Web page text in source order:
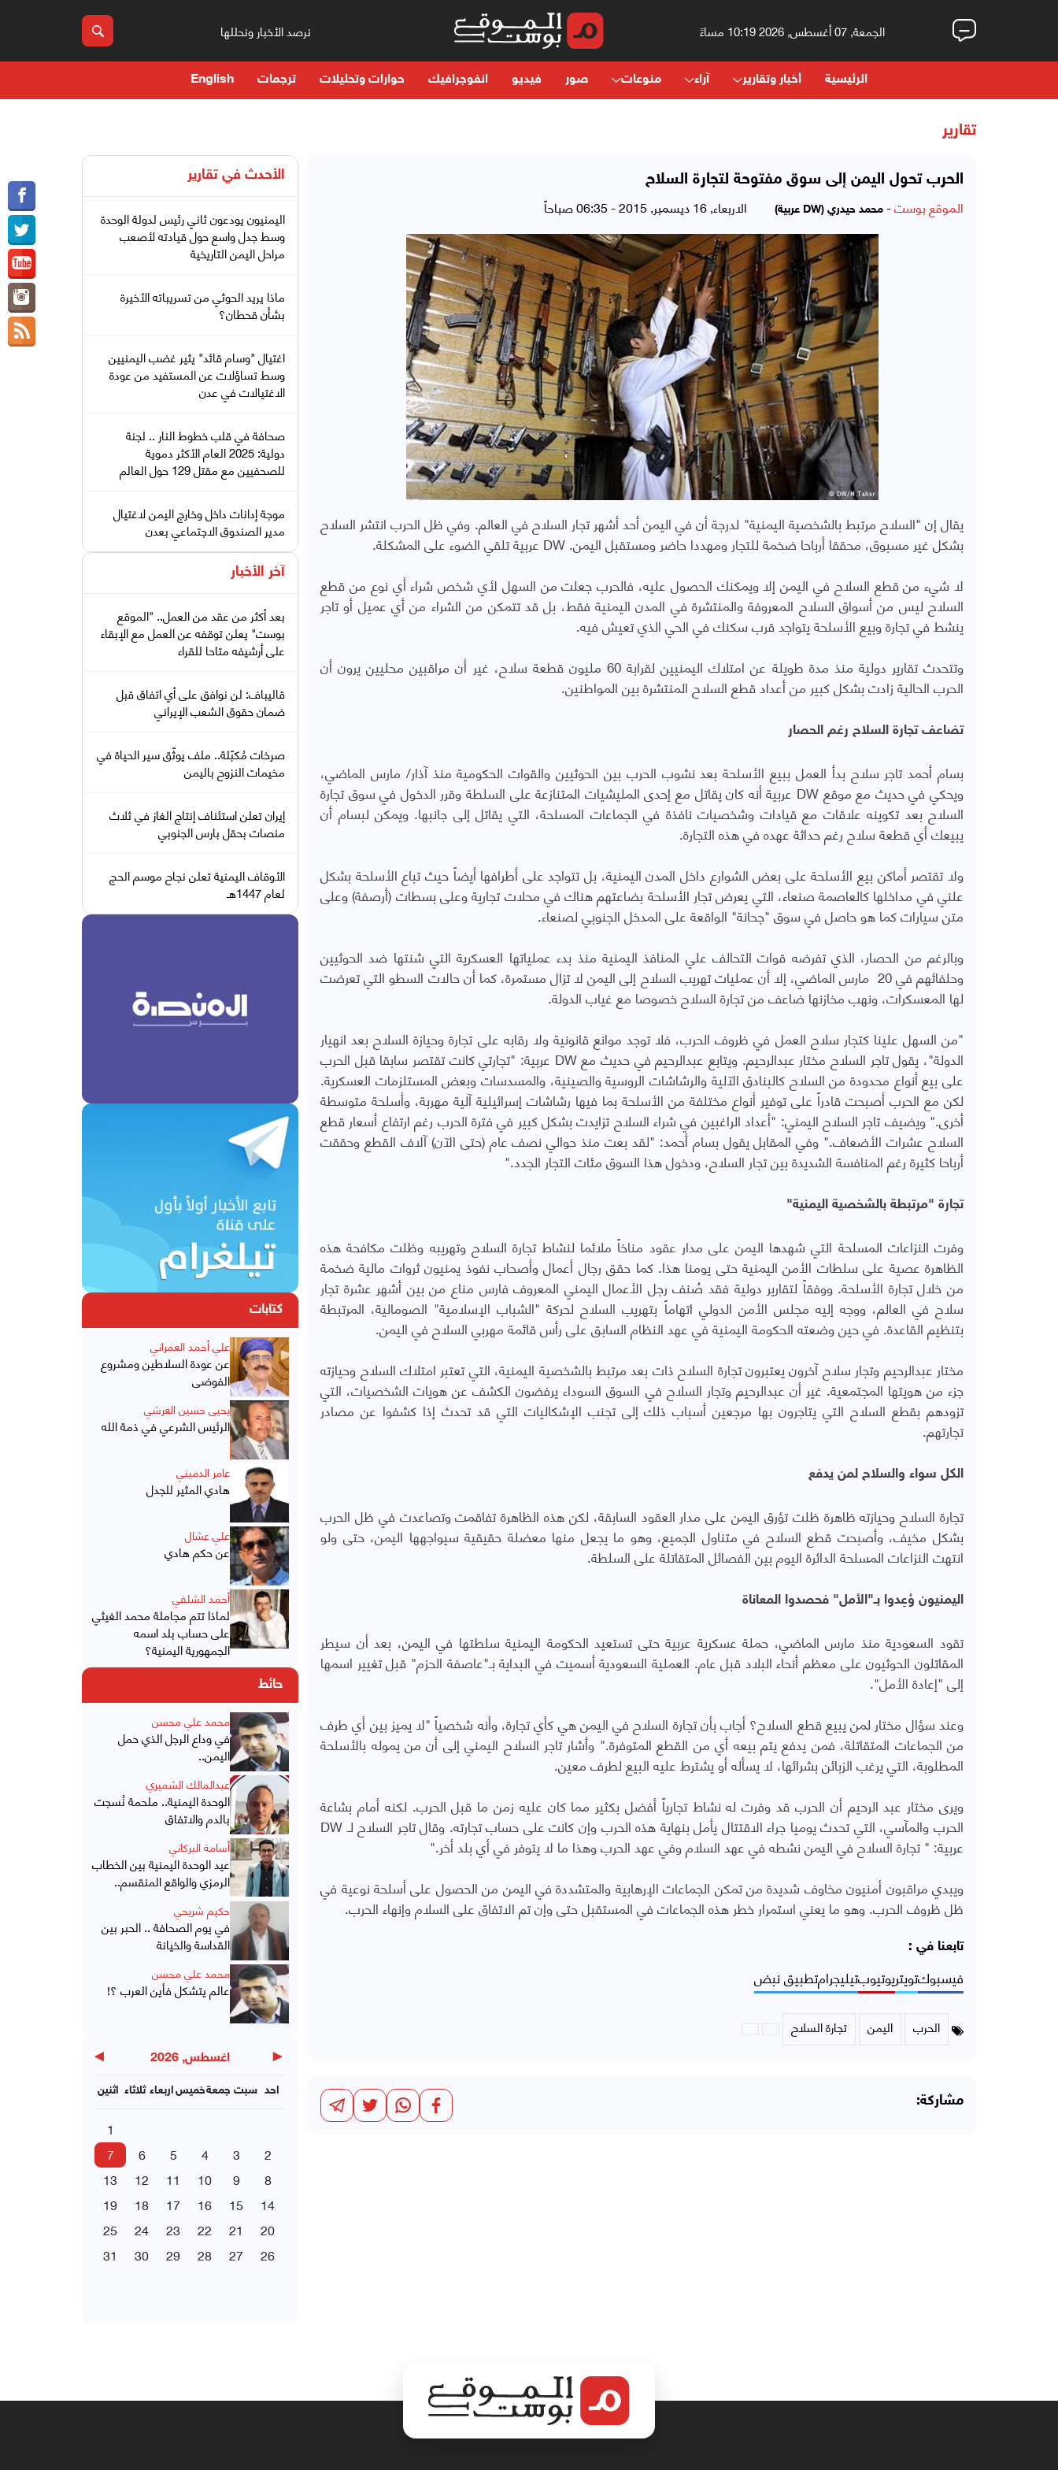
الجمعة, 07 أغسطس, 2026 10:19 مساءً نرصد الأخبار ونحللها
الرئيسية أخبار وتقارير آراء منوعات صور فيديو انفوجرافيك حوارات وتحليلات ترجمات English
تقارير
الحرب تحول اليمن إلى سوق مفتوحة لتجارة السلاح
الموقع بوست- محمد حيدري (DW عربية) الاربعاء, 16 ديسمبر, 2015 - 06:35 صباحاً
يقال إن "السلاح مرتبط بالشخصية اليمنية" لدرجة أن في اليمن أحد أشهر تجار السلاح في العالم. وفي ظل الحرب انتشر السلاح
بشكل غير مسبوق، محققا أرباحا ضخمة للتجار ومهددا حاضر ومستقبل اليمن. DW عربية تلقي الضوء على المشكلة.
لا شيء من قطع السلاح في اليمن إلا ويمكنك الحصول عليه، فالحرب جعلت من السهل لأي شخص شراء أي نوع من قطع
السلاح ليس من أسواق السلاح المعروفة والمنتشرة في المدن اليمنية فقط، بل قد تتمكن من الشراء من أي عميل أو تاجر
ينشط في تجارة وبيع الأسلحة يتواجد قرب سكنك في الحي الذي تعيش فيه.
وتتحدث تقارير دولية منذ مدة طويلة عن امتلاك اليمنيين لقرابة 60 مليون قطعة سلاح، غير أن مراقبين محليين يرون أن
الحرب الحالية زادت بشكل كبير من أعداد قطع السلاح المنتشرة بين المواطنين.
تضاعف تجارة السلاح رغم الحصار
بسام أحمد تاجر سلاح بدأ العمل ببيع الأسلحة بعد نشوب الحرب بين الحوثيين والقوات الحكومية منذ آذار/ مارس الماضي،
ويحكي في حديث مع موقع DW عربية أنه كان يقاتل مع إحدى المليشيات المتنازعة على السلطة وقرر الدخول في سوق تجارة
السلاح بعد تكوينه علاقات مع قيادات وشخصيات نافذة في الجماعات المسلحة، التي يقاتل إلى جانبها. ويمكن لبسام أن
يبيعك أي قطعة سلاح رغم حداثة عهده في هذه التجارة.
ولا تقتصر أماكن بيع الأسلحة على بعض الشوارع داخل المدن اليمنية، بل تتواجد على أطرافها أيضاً حيث تباع الأسلحة بشكل
علني في مداخلها كالعاصمة صنعاء، التي يعرض تجار الأسلحة بضاعتهم هناك في محلات تجارية وعلى بسطات (أرصفة) وعلى
متن سيارات كما هو حاصل في سوق "جحانة" الواقعة على المدخل الجنوبي لصنعاء.
وبالرغم من الحصار، الذي تفرضه قوات التحالف علي المنافذ اليمنية منذ بدء عملياتها العسكرية التي شنتها ضد الحوثيين
وحلفائهم في 20 مارس الماضي، إلا أن عمليات تهريب السلاح إلى اليمن لا تزال مستمرة، كما أن حالات السطو التي تعرضت
لها المعسكرات، ونهب مخازنها ضاعف من تجارة السلاح خصوصا مع غياب الدولة.
"من السهل علينا كتجار سلاح العمل في ظروف الحرب، فلا توجد موانع قانونية ولا رقابه على تجارة وحيازة السلاح بعد انهيار
الدولة"، يقول تاجر السلاح مختار عبدالرحيم. ويتابع عبدالرحيم في حديث مع DW عربية: "تجارتي كانت تقتصر سابقا قبل الحرب
على بيع أنواع محدودة من السلاح كالبنادق الآلية والرشاشات الروسية والصينية، والمسدسات وبعض المستلزمات العسكرية.
لكن مع الحرب أصبحت قادراً على توفير أنواع مختلفة من الأسلحة بما فيها رشاشات إسرائيلية آلية مهربة، وأسلحة متوسطة
أخرى." ويضيف تاجر السلاح اليمني: "أعداد الراغبين في شراء السلاح تزايدت بشكل كبير في فترة الحرب رغم ارتفاع أسعار قطع
السلاح عشرات الأضعاف." وفي المقابل يقول بسام أحمد: "لقد بعت منذ حوالي نصف عام (حتى الآن) آلاف القطع وحققت
أرباحا كثيرة رغم المنافسة الشديدة بين تجار السلاح، ودخول هذا السوق مئات التجار الجدد."
تجارة "مرتبطة بالشخصية اليمنية"
وفرت النزاعات المسلحة التي شهدها اليمن على مدار عقود مناخاً ملائما لنشاط تجارة السلاح وتهريبه وظلت مكافحة هذه
الظاهرة عصية على سلطات الأمن اليمنية حتى يومنا هذا. كما حقق رجال أعمال وأصحاب نفوذ يمنيون ثروات مالية ضخمة
من خلال تجارة الأسلحة. ووفقاً لتقارير دولية فقد صُنف رجل الأعمال اليمني المعروف فارس مناع من بين أشهر عشرة تجار
سلاح في العالم، ووجه إليه مجلس الأمن الدولي اتهاماً بتهريب السلاح لحركة "الشباب الإسلامية" الصومالية، المرتبطة
بتنظيم القاعدة. في حين وضعته الحكومة اليمنية في عهد النظام السابق على رأس قائمة مهربي السلاح في اليمن.
مختار عبدالرحيم وتجار سلاح آخرون يعتبرون تجارة السلاح ذات بعد مرتبط بالشخصية اليمنية، التي تعتبر امتلاك السلاح وحيازته
جزء من هويتها المجتمعية. غير أن عبدالرحيم وتجار السلاح في السوق السوداء يرفضون الكشف عن هويات الشخصيات، التي
تزودهم بقطع السلاح التي يتاجرون بها مرجعين أسباب ذلك إلى تجنب الإشكاليات التي قد تحدث إذا كشفوا عن مصادر
تجارتهم.
الكل سواء والسلاح لمن يدفع
تجارة السلاح وحيازته ظاهرة ظلت تؤرق اليمن على مدار العقود السابقة، لكن هذه الظاهرة تفاقمت وتصاعدت في ظل الحرب
بشكل مخيف، وأصبحت قطع السلاح في متناول الجميع، وهو ما يجعل منها معضلة حقيقية سيواجهها اليمن، حتى ولو
انتهت النزاعات المسلحة الدائرة اليوم بين الفصائل المتقاتلة على السلطة.
اليمنيون وُعِدوا بـ"الأمل" فحصدوا المعاناة
تقود السعودية منذ مارس الماضي، حملة عسكرية عربية حتى تستعيد الحكومة اليمنية سلطتها في اليمن، بعد أن سيطر
المقاتلون الحوثيون على معظم أنحاء البلاد قبل عام. العملية السعودية أسميت في البداية بـ"عاصفة الحزم" قبل تغيير اسمها
إلى "إعادة الأمل".
وعند سؤال مختار لمن يبيع قطع السلاح؟ أجاب بأن تجارة السلاح في اليمن هي كأي تجارة، وأنه شخصياً "لا يميز بين أي طرف
من الجماعات المتقاتلة، فمن يدفع يتم بيعه أي من القطع المتوفرة." وأشار تاجر السلاح اليمني إلى أن من يموله بالأسلحة
المطلوبة، التي يرغب الزبائن بشرائها، لا يسأله أو يشترط عليه البيع لطرف معين.
ويرى مختار عبد الرحيم أن الحرب قد وفرت له نشاط تجارياً أفضل بكثير مما كان عليه زمن ما قبل الحرب. لكنه أمام بشاعة
الحرب والمآسي، التي تحدث يوميا جراء الاقتتال يأمل بنهاية هذه الحرب وإن كانت على حساب تجارته. وقال تاجر السلاح لـ DW
عربية: " تجارة السلاح في اليمن نشطه في عهد السلام وفي عهد الحرب وهذا ما لا يتوفر في أي بلد أخر."
ويبدي مراقبون أمنيون مخاوف شديدة من تمكن الجماعات الإرهابية والمتشددة في اليمن من الحصول على أسلحة نوعية في
ظل ظروف الحرب. وهو ما يعني استمرار خطر هذه الجماعات في المستقبل حتى وإن تم الاتفاق على السلام وإنهاء الحرب.
تابعنا في :
فيسبوكتويتريوتيوبتيليجرامتطبيق نبض
الحرب اليمن تجارة السلاح
مشاركة:
الأحدث في تقارير
اليمنيون يودعون ثاني رئيس لدولة الوحدة
وسط جدل واسع حول قيادته لأصعب
مراحل اليمن التاريخية
ماذا يريد الحوثي من تسريباته الأخيرة
بشأن قحطان؟
اغتيال "وسام قائد" يثير غضب اليمنيين
وسط تساؤلات عن المستفيد من عودة
الاغتيالات في عدن
صحافة في قلب خطوط النار .. لجنة
دولية: 2025 العام الأكثر دموية
للصحفيين مع مقتل 129 حول العالم
موجة إدانات داخل وخارج اليمن لاغتيال
مدير الصندوق الاجتماعي بعدن
آخر الأخبار
بعد أكثر من عقد من العمل.. "الموقع
بوست" يعلن توقفه عن العمل مع الإبقاء
على أرشيفه متاحا للقراء
قاليباف: لن نوافق على أي اتفاق قبل
ضمان حقوق الشعب الإيراني
صرخات مُكبّلة.. ملف يوثّق سير الحياة في
مخيمات النزوح باليمن
إيران تعلن استئناف إنتاج الغاز في ثلاث
منصات بحقل بارس الجنوبي
الأوقاف اليمنية تعلن نجاح موسم الحج
لعام 1447هـ
كتابات
علي أحمد العمراني
عن عودة السلاطين ومشروع
الفوضى
يحيى حسين العرشي
الرئيس الشرعي في ذمة الله
عامر الدميني
هادي المثير للجدل
علي عشال
عن حكم هادي
أحمد الشلفي
لماذا تتم مجاملة محمد الغيثي
على حساب بلد اسمه
الجمهورية اليمنية؟
حائط
محمد علي محسن
في وداع الرجل الذي حمل
اليمن..
عبدالمالك الشميري
الوحدة اليمنية.. ملحمة نُسجت
بالدم والاتفاق
أسامة البركاني
عيد الوحدة اليمنية بين الخطاب
الرمزي والواقع المنقسم..
حكيم شريحي
في يوم الصحافة .. الحبر بين
القداسة والخيانة
محمد علي محسن
عالم يتشكل فأين العرب ؟!
◀ اغسطس, 2026 ▶
اثنين ثلاثاء اربعاءخميسجمعة سبت احد
1
2
3
4
5
6
7
8
9
10
11
12
13
14
15
16
17
18
19
20
21
22
23
24
25
26
27
28
29
30
31